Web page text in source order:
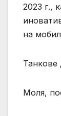
2023 г.,
на
Танкове
Моля,